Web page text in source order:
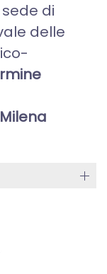
di
delle
Milena